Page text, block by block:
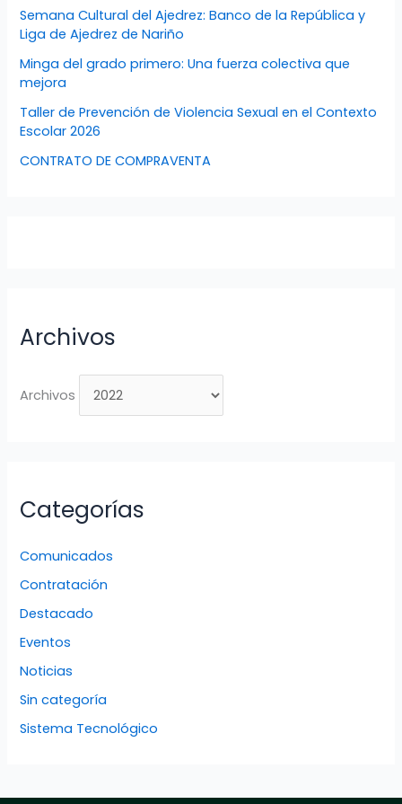
Semana Cultural del Ajedrez: Banco de la República y
Liga de Ajedrez de Nariño
Minga del grado primero: Una fuerza colectiva que
mejora
Taller de Prevención de Violencia Sexual en el Contexto
Escolar 2026
CONTRATO DE COMPRAVENTA
Archivos
Archivos
Categorías
Comunicados
Contratación
Destacado
Eventos
Noticias
Sin categoría
Sistema Tecnológico